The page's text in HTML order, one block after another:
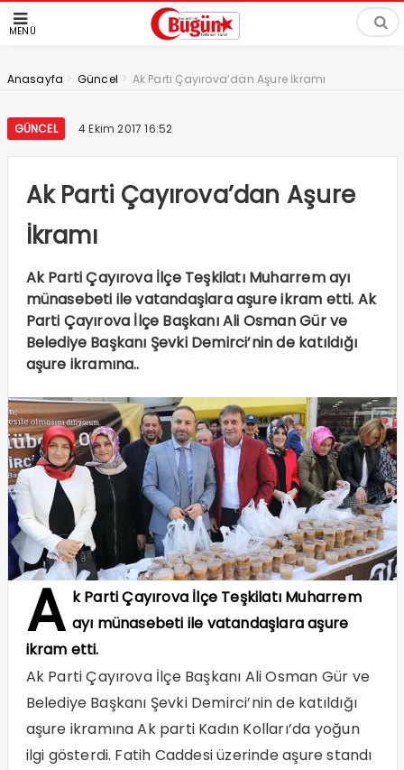
MENÜ
Anasayfa > Güncel > Ak Parti Çayırova’dan Aşure İkramı
GÜNCEL 4 Ekim 2017 16:52
Ak Parti Çayırova’dan Aşure
İkramı
Ak Parti Çayırova İlçe Teşkilatı Muharrem ayı
münasebeti ile vatandaşlara aşure ikram etti. Ak
Parti Çayırova İlçe Başkanı Ali Osman Gür ve
Belediye Başkanı Şevki Demirci’nin de katıldığı
aşure ikramına..
A k Parti Çayırova İlçe Teşkilatı Muharrem
ayı münasebeti ile vatandaşlara aşure
ikram etti.
Ak Parti Çayırova İlçe Başkanı Ali Osman Gür ve
Belediye Başkanı Şevki Demirci’nin de katıldığı
aşure ikramına Ak parti Kadın Kolları’da yoğun
ilgi gösterdi. Fatih Caddesi üzerinde aşure standı